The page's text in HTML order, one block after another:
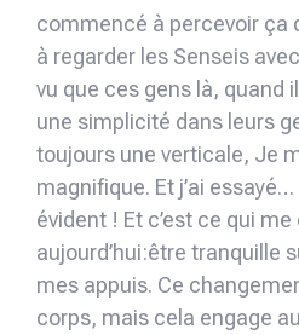
commencé à percevoir ça
à regarder les Senseis
vu que ces gens là, quand
une simplicité dans leurs
toujours une verticale, Je
magnifique. Et j’ai
évident ! Et c’est ce qui
aujourd’hui:être tranquille
mes appuis. Ce
corps, mais cela engage